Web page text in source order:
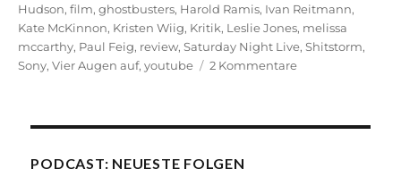
Hudson,film,ghostbusters, Harold Ramis, Ivan Reitmann,
Kate McKinnon, Kristen Wiig, Kritik, Leslie Jones, melissa
mccarthy, Paul Feig, review,Saturday Night Live,Shitstorm,
Sony,Vier Augen auf,youtube 2 Kommentarezu
PODCAST: NEUESTE FOLGEN